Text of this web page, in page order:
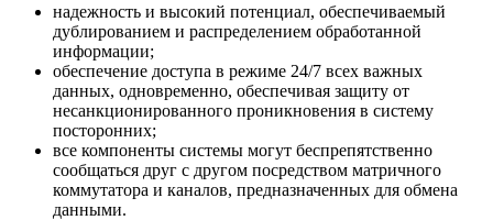
надежность и высокий потенциал, обеспечиваемый
дублированием и распределением обработанной
информации;
обеспечение доступа в режиме 24/7 всех важных
данных, одновременно, обеспечивая защиту от
несанкционированного проникновения в систему
посторонних;
все компоненты системы могут беспрепятственно
сообщаться друг с другом посредством матричного
коммутатора и каналов, предназначенных для обмена
данными.